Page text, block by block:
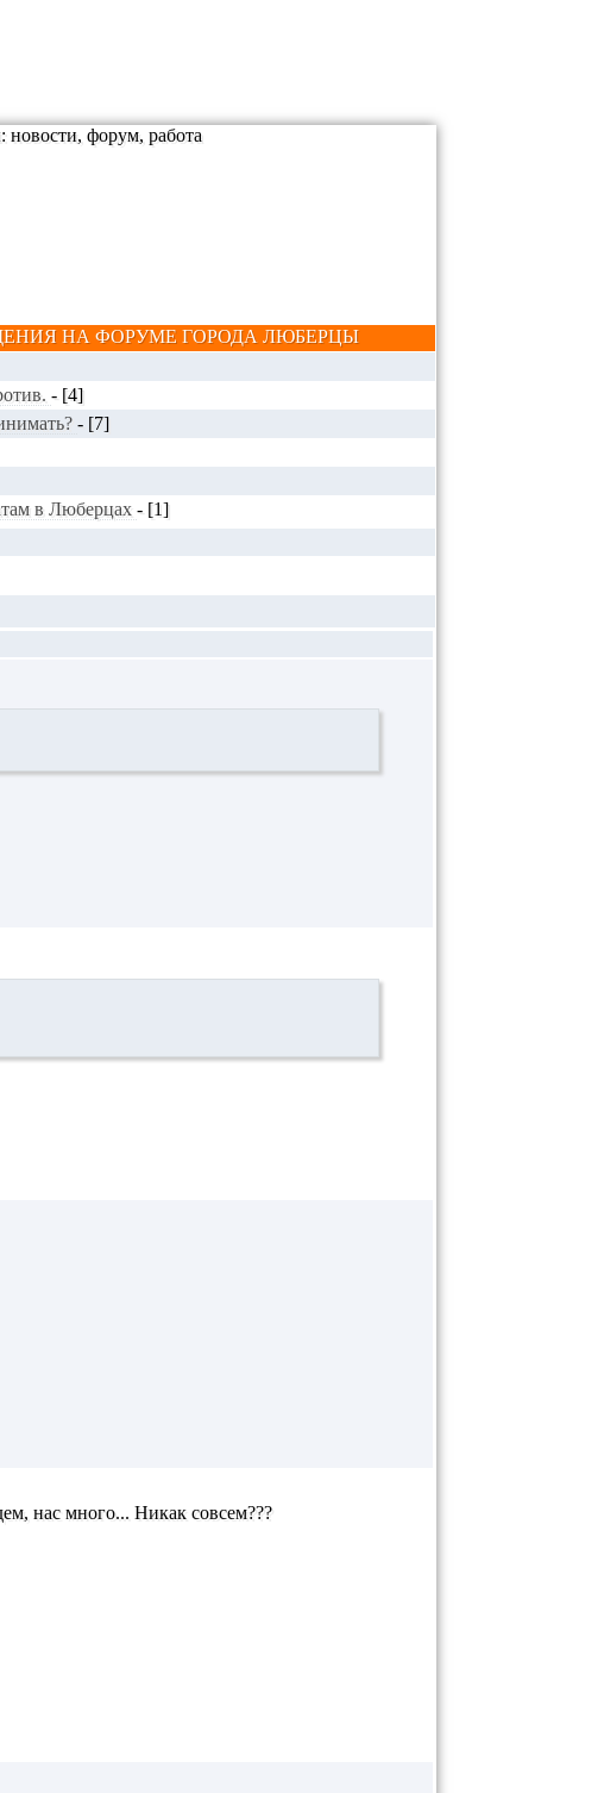
НА ФОРУМЕ ГОРОДА ЛЮБЕРЦЫ
- [4]
- [7]
в Люберцах - [1]
нас много... Никак совсем???